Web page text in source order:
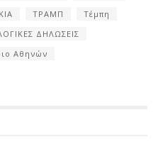
ΤΡΑΜΠ
Τέμπη
ΔΗΛΩΣΕΙΣ
Αθηνών